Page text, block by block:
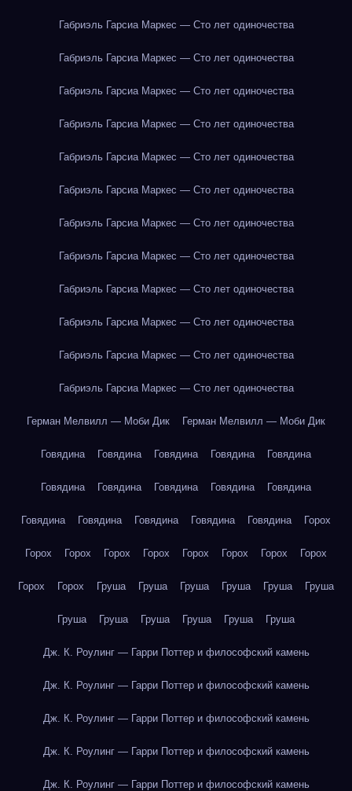
Габриэль Гарсиа Маркес — Сто лет одиночества
Габриэль Гарсиа Маркес — Сто лет одиночества
Габриэль Гарсиа Маркес — Сто лет одиночества
Габриэль Гарсиа Маркес — Сто лет одиночества
Габриэль Гарсиа Маркес — Сто лет одиночества
Габриэль Гарсиа Маркес — Сто лет одиночества
Габриэль Гарсиа Маркес — Сто лет одиночества
Габриэль Гарсиа Маркес — Сто лет одиночества
Габриэль Гарсиа Маркес — Сто лет одиночества
Габриэль Гарсиа Маркес — Сто лет одиночества
Габриэль Гарсиа Маркес — Сто лет одиночества
Габриэль Гарсиа Маркес — Сто лет одиночества
Герман Мелвилл — Моби Дик Герман Мелвилл — Моби Дик
Говядина Говядина Говядина Говядина Говядина
Говядина Говядина Говядина Говядина Говядина
Говядина Говядина Говядина Говядина Говядина Горох
Горох Горох Горох Горох Горох Горох Горох Горох
Горох Горох Груша Груша Груша Груша Груша Груша
Груша Груша Груша Груша Груша Груша
Дж. К. Роулинг — Гарри Поттер и философский камень
Дж. К. Роулинг — Гарри Поттер и философский камень
Дж. К. Роулинг — Гарри Поттер и философский камень
Дж. К. Роулинг — Гарри Поттер и философский камень
Дж. К. Роулинг — Гарри Поттер и философский камень